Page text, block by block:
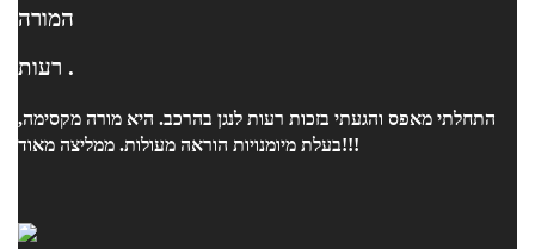
המורה
רעות .
התחלתי מאפס והגעתי בזכות רעות לנגן בהרכב. היא מורה מקסימה,
בעלת מיומנויות הוראה מעולות. ממליצה מאוד!!!